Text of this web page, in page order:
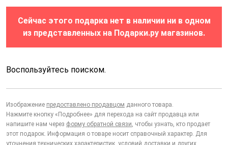
Сейчас этого подарка нет в наличии ни в одном
из представленных на Подарки.ру магазинов.
Воспользуйтесь поиском.
Изображение предоставлено продавцом данного товара.
Нажмите кнопку «Подробнее» для перехода на сайт продавца или
напишите нам через форму обратной связи, чтобы узнать, кто продает
этот подарок. Информация о товаре носит справочный характер. Для
уточнения технических характеристик, условий доставки и других